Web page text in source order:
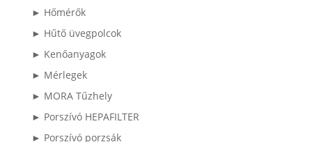
► Hőmérők
► Hűtő üvegpolcok
► Kenőanyagok
► Mérlegek
► MORA Tűzhely
► Porszívó HEPAFILTER
► Porszívó porzsák